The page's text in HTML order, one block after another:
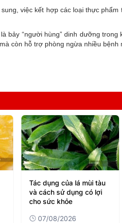
việc kết hợp các loại thực
bảy “người hùng” dinh dưỡng
còn hỗ trợ phòng ngừa nhiều bệnh
Tác dụng của lá mùi tàu
và cách sử dụng có lợi
cho sức khỏe
07/08/2026